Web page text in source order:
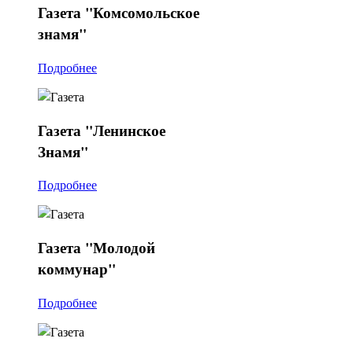
Газета "Комсомольское
знамя"
Подробнее
Газета "Ленинское
Знамя"
Подробнее
Газета "Молодой
коммунар"
Подробнее